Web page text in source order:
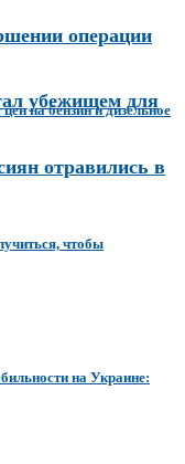
операции
убежищем для
отравились в
на бензин и дизельное
чтобы
на Украине: